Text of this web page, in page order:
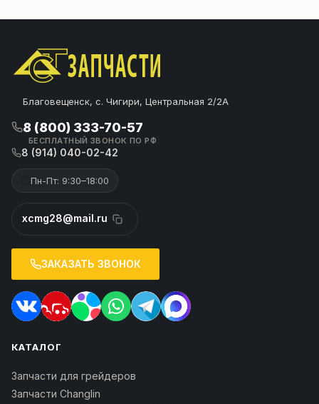
Благовещенск, с. Чигири, Центральная 2/2А
8 (800) 333-70-57
БЕСПЛАТНЫЙ ЗВОНОК ПО РФ
8 (914) 040-02-42
Пн-Пт: 9:30–18:00
xcmg28@mail.ru
ЗАКАЗАТЬ ЗВОНОК
КАТАЛОГ
Запчасти для грейдеров
Запчасти Changlin